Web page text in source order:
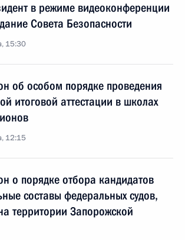
в режиме видеоконференции
Совета Безопасности
15:30
об особом порядке проведения
итоговой аттестации в школах
12:15
о порядке отбора кандидатов
составы федеральных судов,
территории Запорожской